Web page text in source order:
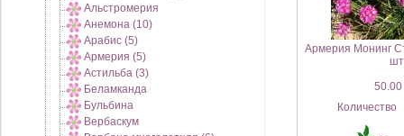
Альстромерия
Анемона (10)
Арабис (5)
Армерия (5)
Астильба (3)
Беламканда
Бульбина
Вербаскум
Армерия Монинг
шт
Количество